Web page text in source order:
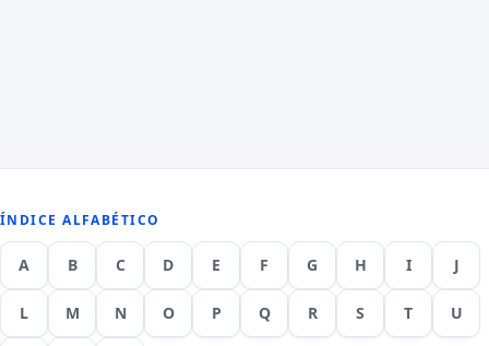
ÍNDICE ALFABÉTICO
A B C D E F G H I J
L M N O P Q R S T U